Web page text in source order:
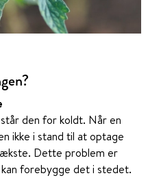
den for koldt. Når en
ikke i stand til at optage
Dette problem er
forebygge det i stedet.